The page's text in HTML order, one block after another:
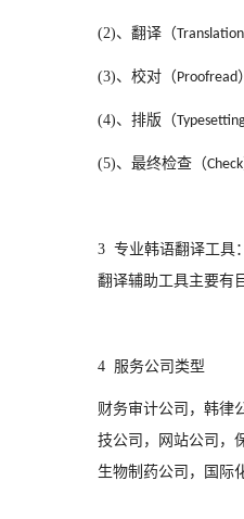
(2)、翻译（Translation
(3)、校对（Proofread）
(4)、排版（
(5)、最终检查（Check
3 专业韩语翻译工具
翻译辅助工具主要有
4 服务公司类型
财务审计公司， 韩律
技公司，网站公司，
生物制药公司，国际